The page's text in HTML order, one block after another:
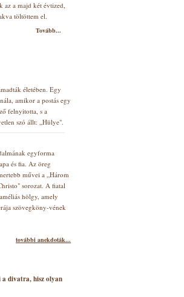
az a majd két évtized,
töltöttem el.
Tovább...
életében. Egy
amikor a postás egy
felnyitotta, s a
szó állt: „Hülye".
egyforma
és fia. Az öreg
művei a „Három
sorozat. A fiatal
hölgy, amely
szövegköny-vének
további anekdoták...
a divatra, hisz olyan